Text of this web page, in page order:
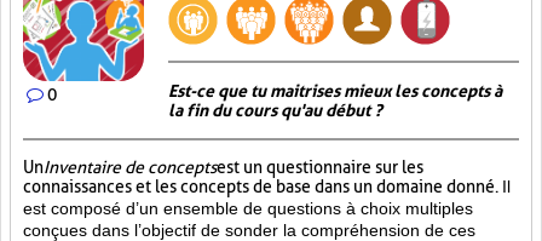
0
Est-ce que tu maitrises mieux les concepts à
la fin du cours qu'au début ?
UnInventaire de conceptsest un questionnaire sur les
connaissances et les concepts de base dans un domaine donné. Il
est composé d’un ensemble de questions à choix multiples
conçues dans l’objectif de sonder la compréhension de ces